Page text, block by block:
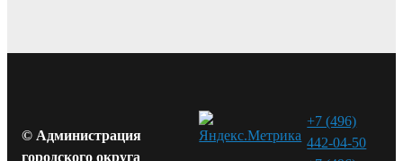
© Администрация
городского округа
+7 (496)
442-04-50